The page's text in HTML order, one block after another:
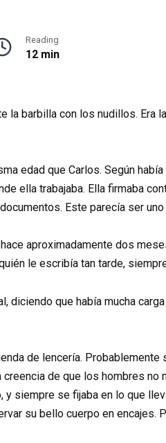
Reading
12 min
barbilla con los nudillos. Era
edad que Carlos. Según
ella trabajaba. Ella firmaba
Este parecía ser
aproximadamente dos
le escribía tan tarde,
que había mucha
de lencería.
de que los hombres
siempre se fijaba en lo que
su bello cuerpo en encajes.